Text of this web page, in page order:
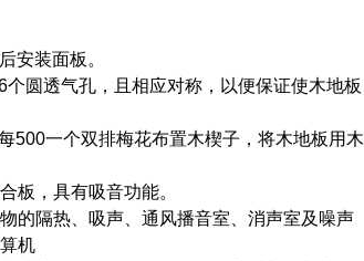
安装面板。
圆透气孔，且相应对称，以便保证使木地板
一个双排梅花布置木楔子，将木地板用木
，具有吸音功能。
的隔热、吸声、通风播音室、消声室及噪声
机